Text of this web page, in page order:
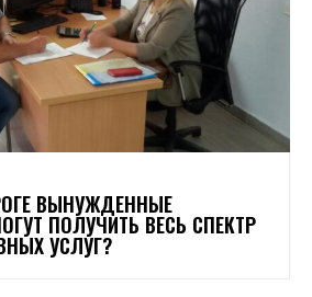
ВЫНУЖДЕННЫЕ
ПОЛУЧИТЬ ВЕСЬ СПЕКТР
УСЛУГ?